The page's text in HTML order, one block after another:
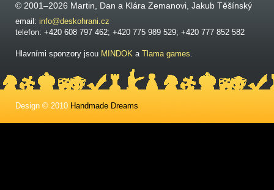
© 2001–2026 Martin, Dan a Klára Zemanovi, Jakub Těšínský
email: info@deskohrani.cz
telefon: +420 608 797 462; +420 775 989 529; +420 777 852 582
Hlavními sponzory jsou MINDOK a Tlama games.
Design © 2010 Handmade Dreams